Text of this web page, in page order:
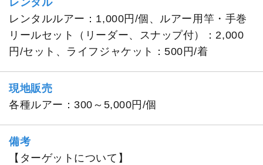
レンタルルアー：1,000円/個、ルアー用竿・手巻
リールセット（リーダー、スナップ付）：2,000
円/セット、ライフジャケット：500円/着
現地販売
各種ルアー：300～5,000円/個
備考
【ターゲットについて】